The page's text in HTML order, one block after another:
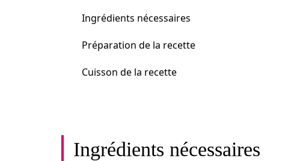
Ingrédients nécessaires
Préparation de la recette
Cuisson de la recette
Ingrédients nécessaires